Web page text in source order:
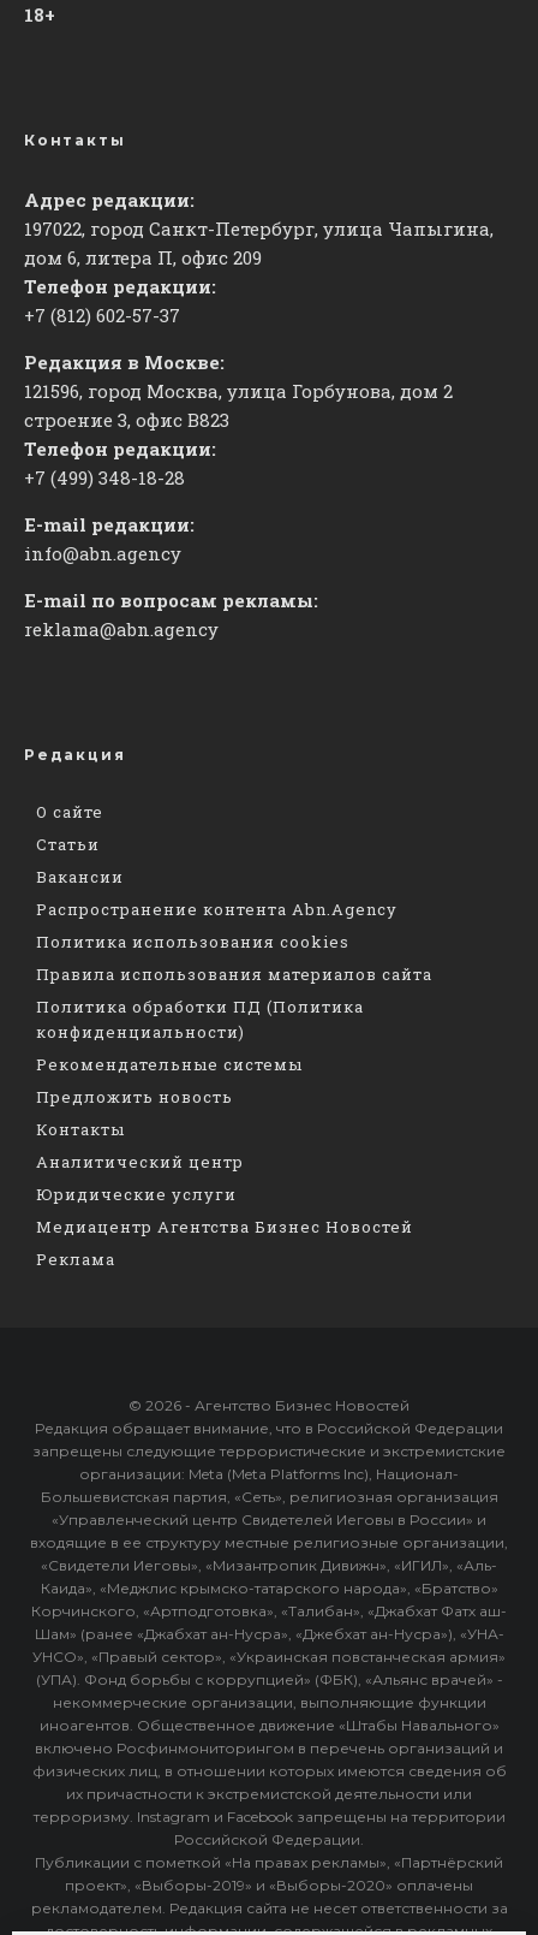
18+
Контакты
Адрес редакции:
197022, город Санкт-Петербург, улица Чапыгина,
дом 6, литера П, офис 209
Телефон редакции:
+7 (812) 602-57-37
Редакция в Москве:
121596, город Москва, улица Горбунова, дом 2
строение 3, офис ​В823
Телефон редакции:
+7 (499) 348-18-28
E-mail редакции:
info@abn.agency
E-mail по вопросам рекламы:
reklama@abn.agency
Редакция
О сайте
Статьи
Вакансии
Распространение контента Abn.Agency
Политика использования cookies
Правила использования материалов сайта
Политика обработки ПД (Политика
конфиденциальности)
Рекомендательные системы
Предложить новость
Контакты
Аналитический центр
Юридические услуги
Медиацентр Агентства Бизнес Новостей
Реклама
© 2026 - Агентство Бизнес Новостей
Редакция обращает внимание, что в Российской Федерации
запрещены следующие террористические и экстремистские
организации: Meta (Meta Platforms Inc), Национал-
Большевистская партия, «Сеть», религиозная организация
«Управленческий центр Свидетелей Иеговы в России» и
входящие в ее структуру местные религиозные организации,
«Свидетели Иеговы», «Мизантропик Дивижн», «ИГИЛ», «Аль-
Каида», «Меджлис крымско-татарского народа», «Братство»
Корчинского, «Артподготовка», «Талибан», «Джабхат Фатх аш-
Шам» (ранее «Джабхат ан-Нусра», «Джебхат ан-Нусра»), «УНА-
УНСО», «Правый сектор», «Украинская повстанческая армия»
(УПА). Фонд борьбы с коррупцией» (ФБК), «Альянс врачей» -
некоммерческие организации, выполняющие функции
иноагентов. Общественное движение «Штабы Навального»
включено Росфинмониторингом в перечень организаций и
физических лиц, в отношении которых имеются сведения об
их причастности к экстремистской деятельности или
терроризму. Instagram и Facebook запрещены на территории
Российской Федерации.
Публикации с пометкой «На правах рекламы», «Партнёрский
проект», «Выборы-2019» и «Выборы-2020» оплачены
рекламодателем. Редакция сайта не несет ответственности за
достоверность информации, содержащейся в рекламных